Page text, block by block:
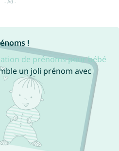
!
de prénoms pour bébé
un joli prénom avec